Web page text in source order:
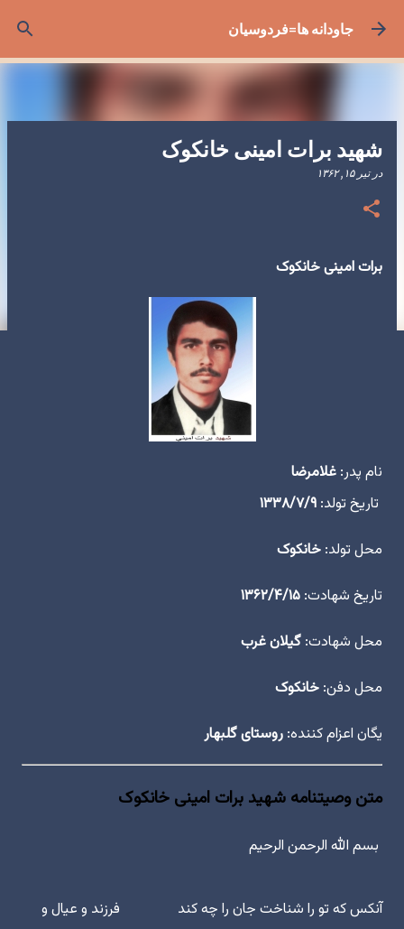
رد شدن به محتوای اصلیجاودانه ها=فردوسیان
شهید برات امینى خانکوک
درتیر ۱۵, ۱۳۶۲
برات امینی خانکوک
نام پدر: غلامرضا
تاریخ تولد: ۱۳۳۸/۷/۹
محل تولد: خانکوک
تاریخ شهادت: ۱۳۶۲/۴/۱۵
محل شهادت: گیلان غرب
محل دفن: خانکوک
یگان اعزام کننده: روستای گلبهار
متن وصیتنامه شهید برات امینى خانکوک
‏ بسم الله الرحمن الرحیم ‎
آنکس که تو را شناخت جان را چه کند فرزند و عیال و